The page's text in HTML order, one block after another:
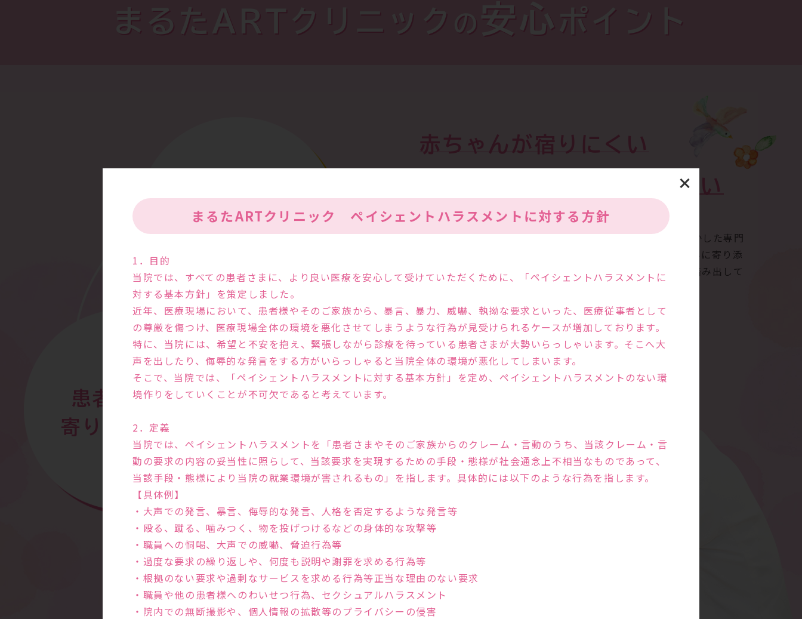
まるたARTクリニック ペイシェントハラスメントに対する方針
1．目的
当院では、すべての患者さまに、より良い医療を安心して受けていただくために、「ペイシェントハラスメントに
対する基本方針」を策定しました。
近年、医療現場において、患者様やそのご家族から、暴言、暴力、威嚇、執拗な要求といった、医療従事者として
の尊厳を傷つけ、医療現場全体の環境を悪化させてしまうような行為が見受けられるケースが増加しております。
特に、当院には、希望と不安を抱え、緊張しながら診療を待っている患者さまが大勢いらっしゃいます。そこへ大
声を出したり、侮辱的な発言をする方がいらっしゃると当院全体の環境が悪化してしまいます。
そこで、当院では、「ペイシェントハラスメントに対する基本方針」を定め、ペイシェントハラスメントのない環
境作りをしていくことが不可欠であると考えています。
2．定義
当院では、ペイシェントハラスメントを「患者さまやそのご家族からのクレーム・言動のうち、当該クレーム・言
動の要求の内容の妥当性に照らして、当該要求を実現するための手段・態様が社会通念上不相当なものであって、
当該手段・態様により当院の就業環境が害されるもの」を指します。具体的には以下のような行為を指します。
【具体例】
・大声での発言、暴言、侮辱的な発言、人格を否定するような発言等
・殴る、蹴る、噛みつく、物を投げつけるなどの身体的な攻撃等
・職員への恫喝、大声での威嚇、脅迫行為等
・過度な要求の繰り返しや、何度も説明や謝罪を求める行為等
・根拠のない要求や過剰なサービスを求める行為等正当な理由のない要求
・職員や他の患者様へのわいせつ行為、セクシュアルハラスメント
・院内での無断撮影や、個人情報の拡散等のプライバシーの侵害
まるたARTクリニック の 安心 ポイント
高い専門性
患者さまに
寄り添う診察
多くの実績と
赤ちゃんが宿りにくい
になりたい
不妊症治療を専門で学んできた経験、これまでの実績を生かした専門
性の高い治療を行ないます。ご夫婦の話をよく聞き、お悩みに寄り添
う診察を心掛けています。新しい命の誕生にむけて一歩を踏み出して